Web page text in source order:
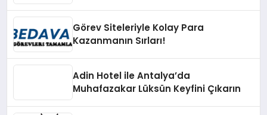
Görev Siteleriyle Kolay Para
Kazanmanın Sırları!
Adin Hotel ile Antalya’da
Muhafazakar Lüksün Keyfini Çıkarın